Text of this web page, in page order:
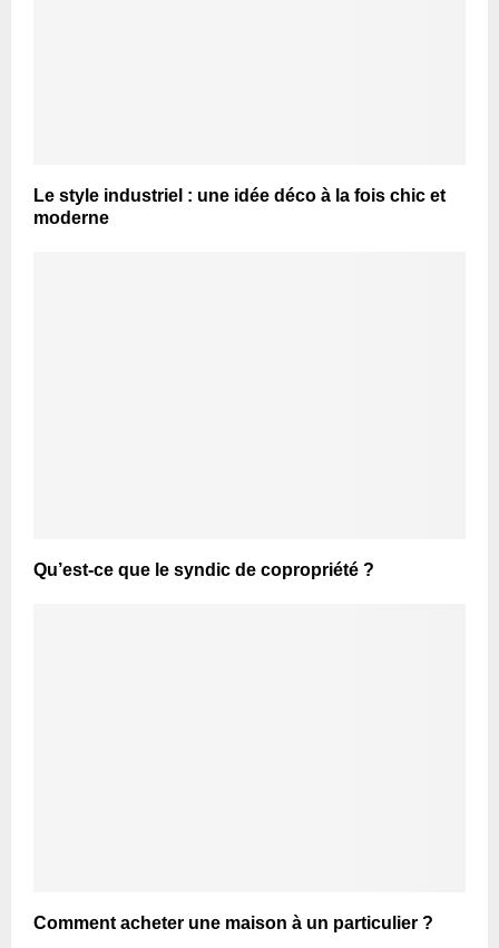
Le style industriel : une idée déco à la fois chic et
moderne
Qu’est-ce que le syndic de copropriété ?
Comment acheter une maison à un particulier ?